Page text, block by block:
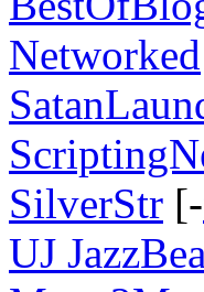
Networked
SilverStr [-
UJ